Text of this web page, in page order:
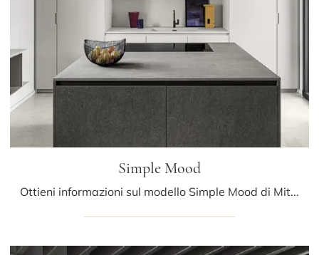
Simple Mood
Ottieni informazioni sul modello Simple Mood di Mittel: arreda la zona cucina con la soluzione in laccato opaco che fa per te.